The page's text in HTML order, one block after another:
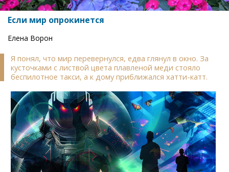
Если мир опрокинется
Елена Ворон
Я понял, что мир перевернулся, едва глянул в окно. За
кусточками с листвой цвета плавленой меди стояло
беспилотное такси, а к дому приближался хатти-катт.